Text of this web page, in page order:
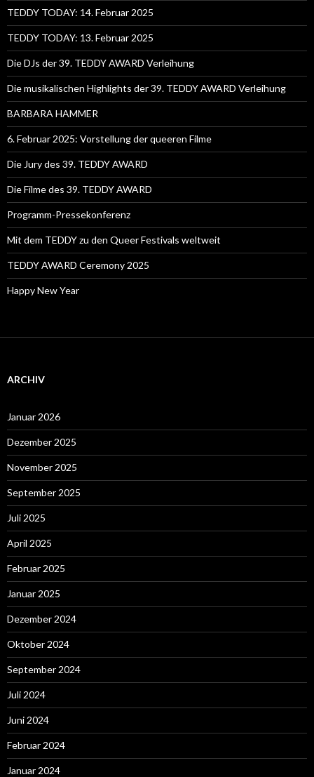
TEDDY TODAY: 14. Februar 2025
TEDDY TODAY: 13. Februar 2025
Die DJs der 39. TEDDY AWARD Verleihung
Die musikalischen Highlights der 39. TEDDY AWARD Verleihung
BARBARA HAMMER
6. Februar 2025: Vorstellung der queeren Filme
Die Jury des 39. TEDDY AWARD
Die Filme des 39. TEDDY AWARD
Programm-Pressekonferenz
Mit dem TEDDY zu den Queer Festivals weltweit
TEDDY AWARD Ceremony 2025
Happy New Year
ARCHIV
Januar 2026
Dezember 2025
November 2025
September 2025
Juli 2025
April 2025
Februar 2025
Januar 2025
Dezember 2024
Oktober 2024
September 2024
Juli 2024
Juni 2024
Februar 2024
Januar 2024